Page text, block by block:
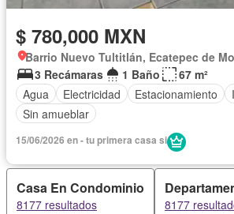
$ 780,000 MXN
Barrio Nuevo Tultitlán, Ecatepec de
3 Recámaras
1 Baño
67 m²
Agua
Electricidad Estacionamiento
Sin amueblar
15/06/2026 en - tu primera casa si
Casa En Condominio
8177 resultados 8177